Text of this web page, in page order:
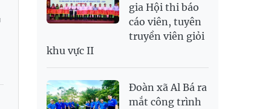
gia Hội thi báo
cáo viên, tuyên
truyền viên giỏi
khu vực II
Đoàn xã Al Bá ra
mắt công trình